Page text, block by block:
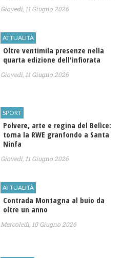
Giovedì, 11 Giugno 2026
ATTUALITÀ
Oltre ventimila presenze nella
quarta edizione dell'infiorata
Giovedì, 11 Giugno 2026
SPORT
Polvere, arte e regina del Belìce:
torna la RWE granfondo a Santa
Ninfa
Giovedì, 11 Giugno 2026
ATTUALITÀ
Contrada Montagna al buio da
oltre un anno
Mercoledì, 10 Giugno 2026